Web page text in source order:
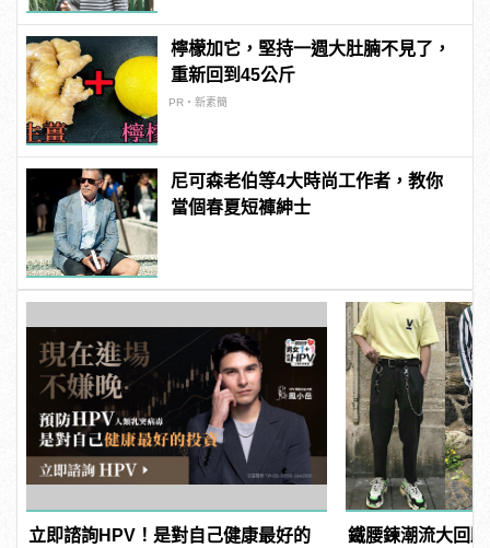
檸檬加它，堅持一週大肚腩不見了，
重新回到45公斤
PR・新素簡
尼可森老伯等4大時尚工作者，教你
當個春夏短褲紳士
立即諮詢HPV！是對自己健康最好的
鐵腰鍊潮流大回